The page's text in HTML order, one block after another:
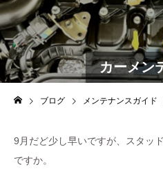
カーメン
ブログ メンテナンスガイド
9月だど少し早いですが、スタッ
ですか。